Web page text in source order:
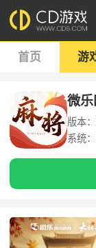
首页 游
微
版本
系统